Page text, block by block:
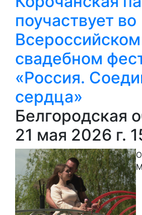
поучаствует во
Всероссийском
свадебном
«Россия.
сердца»
Белгородская
21 мая 2026 г.